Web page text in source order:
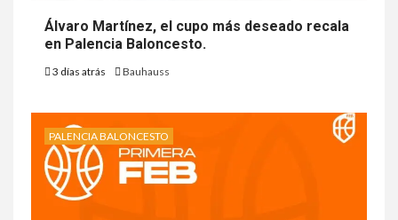
Álvaro Martínez, el cupo más deseado recala
en Palencia Baloncesto.
3 días atrás Bauhauss
PALENCIA BALONCESTO